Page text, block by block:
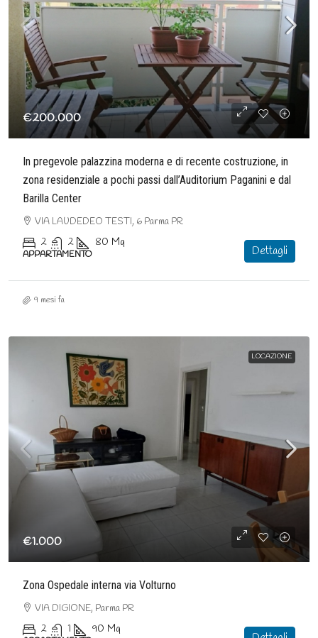
€200.000
In pregevole palazzina moderna e di recente costruzione, in
zona residenziale a pochi passi dall’Auditorium Paganini e dal
Barilla Center
VIA LAUDEDEO TESTI, 6 Parma PR
2 2 80 Mq
APPARTAMENTO Dettagli
9 mesi fa
LOCAZIONE
€1.000
Zona Ospedale interna via Volturno
VIA DIGIONE, Parma PR
2 1 90 Mq